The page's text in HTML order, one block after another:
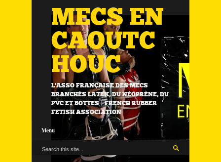
MECS EN
CAOUTC
HOUC
L'ASSO FRANÇAISE DES MECS
BRANCHÉS LATEX, DU NÉOPRÈNE, DU
PVC ET BOTTES | FRENCH RUBBER
FETISH ASSOCIATION
Menu